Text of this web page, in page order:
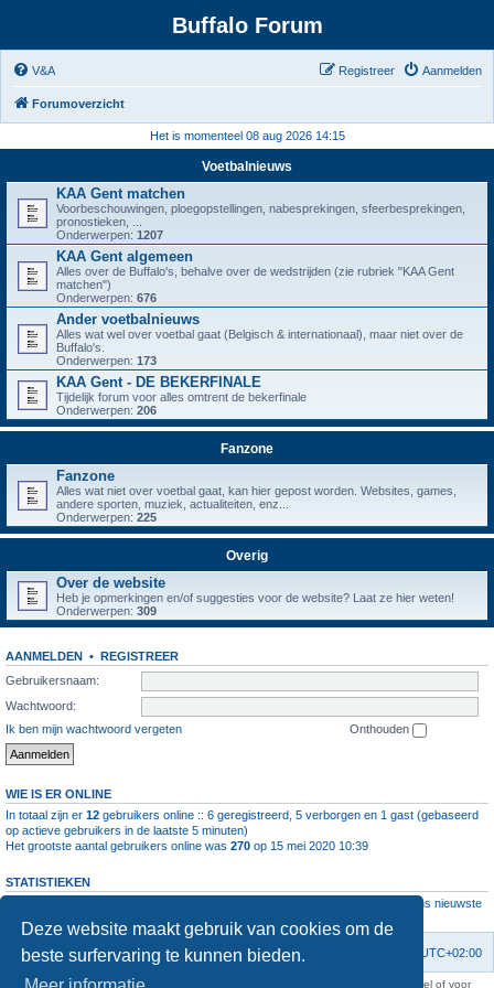
Deze website maakt gebruik van cookies om de
beste surfervaring te kunnen bieden.
Buffalo Forum
V&A Aanmelden
Registreer
Forumoverzicht
Het is momenteel 08 aug 2026 14:15
Voetbalnieuws
KAA Gent matchen
Voorbeschouwingen, ploegopstellingen, nabesprekingen, sfeerbesprekingen,
pronostieken, ...
Onderwerpen: 1207
KAA Gent algemeen
Alles over de Buffalo's, behalve over de wedstrijden (zie rubriek "KAA Gent
matchen")
Onderwerpen: 676
Ander voetbalnieuws
Alles wat wel over voetbal gaat (Belgisch & internationaal), maar niet over de
Buffalo's.
Onderwerpen: 173
KAA Gent - DE BEKERFINALE
Tijdelijk forum voor alles omtrent de bekerfinale
Onderwerpen: 206
Fanzone
Fanzone
Alles wat niet over voetbal gaat, kan hier gepost worden. Websites, games,
andere sporten, muziek, actualiteiten, enz...
Onderwerpen: 225
Overig
Over de website
Heb je opmerkingen en/of suggesties voor de website? Laat ze hier weten!
Onderwerpen: 309
AANMELDEN • REGISTREER
Gebruikersnaam:
Wachtwoord:
Ik ben mijn wachtwoord vergeten
Onthouden
WIE IS ER ONLINE
In totaal zijn er 12 gebruikers online :: 6 geregistreerd, 5 verborgen en 1 gast (gebaseerd
op actieve gebruikers in de laatste 5 minuten)
Het grootste aantal gebruikers online was 270 op 15 mei 2020 10:39
STATISTIEKEN
• Ons nieuwste
Forumoverzicht UTC+02:00
Verwijder cookies
Contact
KAA Gent kan nooit aansprakelijk worden gesteld voor om het even welk nadeel of voor